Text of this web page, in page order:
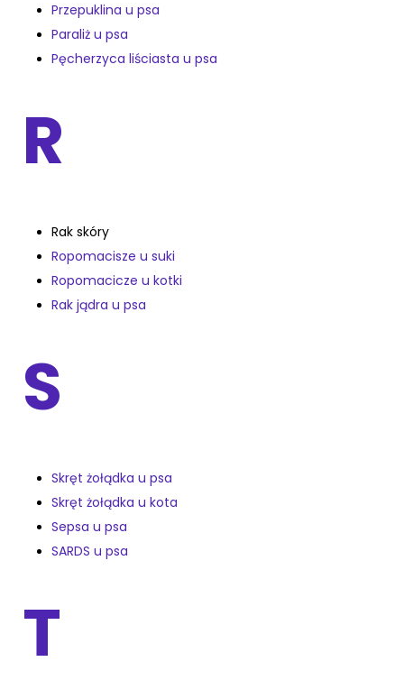
Przepuklina u psa
Paraliż u psa
Pęcherzyca liściasta u psa
R
Rak skóry
Ropomacisze u suki
Ropomacicze u kotki
Rak jądra u psa
S
Skręt żołądka u psa
Skręt żołądka u kota
Sepsa u psa
SARDS u psa
T